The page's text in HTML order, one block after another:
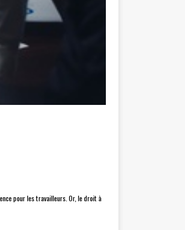
pour les travailleurs. Or, le droit à